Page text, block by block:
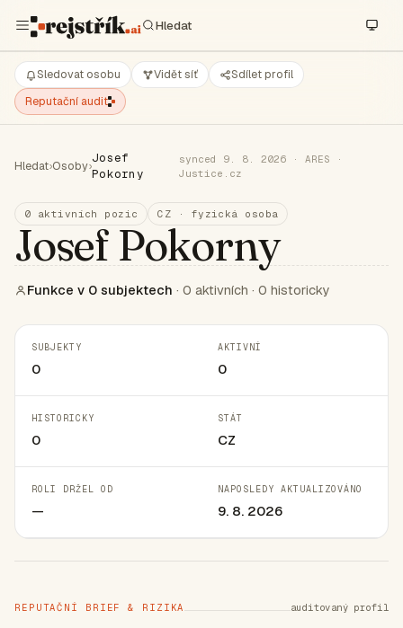
Sledovat osobu Vidět síť
Sdílet profil
Reputační audit
Hledat›Osoby›
Josef
Pokorny
synced 9. 8. 2026 · ARES ·
Justice.cz
0 aktivních pozic CZ · fyzická osoba
Josef Pokorny
Funkce v 0 subjektech · 0 aktivních · 0 historicky
SUBJEKTY
0
AKTIVNÍ
0
HISTORICKY
0
STÁT
CZ
ROLI DRŽEL OD
—
NAPOSLEDY AKTUALIZOVÁNO
9. 8. 2026
REPUTAČNÍ BRIEF & RIZIKA auditovaný profil